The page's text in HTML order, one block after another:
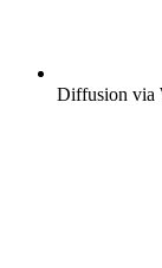
Diffusion via